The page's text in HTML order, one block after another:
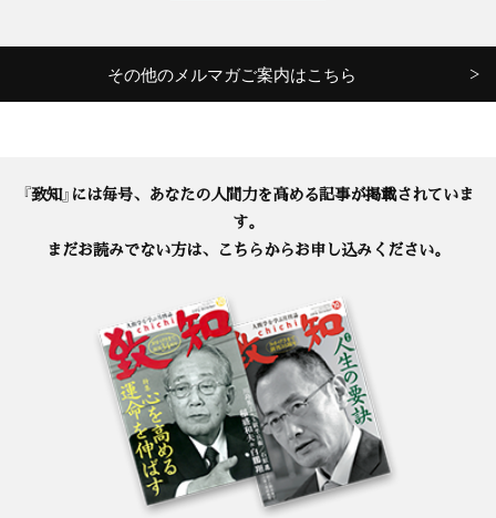
その他のメルマガご案内はこちら
『致知』には毎号、あなたの人間力を高める記事が掲載されていま
す。
まだお読みでない方は、こちらからお申し込みください。